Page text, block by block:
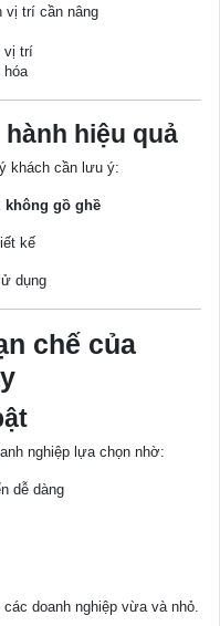
vị trí cần nâng
vị trí
hóa
hiệu quả
khách cần lưu ý:
không gồ ghề
kế
dụng
chế của
nghiệp lựa chọn nhờ:
dễ dàng
doanh nghiệp vừa và nhỏ.